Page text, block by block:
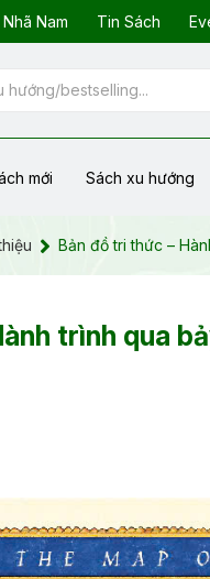
Nam Tin Sách
mới Sách xu hướng
Bản đồ tri thức –
trình qua